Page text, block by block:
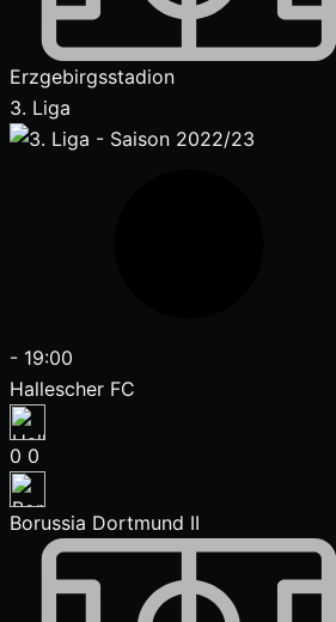
Erzgebirgsstadion
3. Liga
- 19:00
Hallescher FC
0 0
Borussia Dortmund II